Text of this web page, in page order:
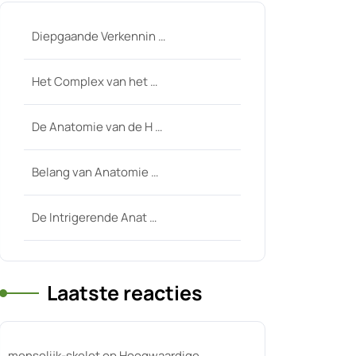
Diepgaande Verkennin …
Het Complex van het …
De Anatomie van de H …
Belang van Anatomie …
De Intrigerende Anat …
Laatste reacties